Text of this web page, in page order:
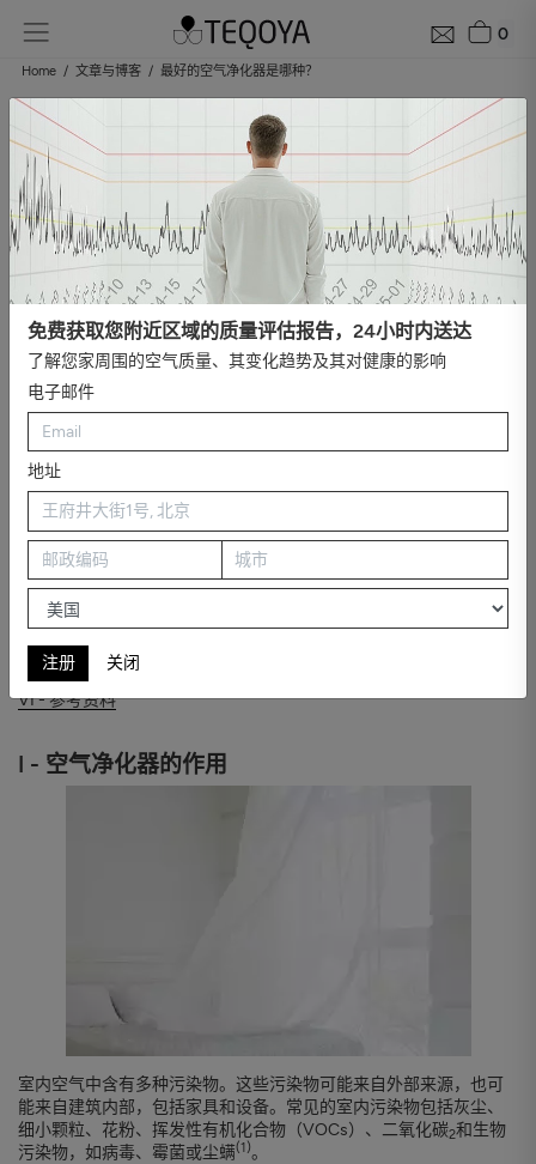
0
Home 文章与博客 最好的空气净化器是哪种？
选择空气净化器：综合指南
更新于 2023年10月6号
室内空气质量，通常在主要关注能源效率的建筑法规中被忽视，近
年来已成为居民关注的重点问题。新冠疫情显著加速了这一关注的
转变。我们每天大约吸入12,000升空气，主要是在封闭空间中，这
一事实凸显了空气质量的重要性。
我们每天吸入大约12,000升空
因此，空气净化器的需求激增，导致市场上涌现出各种产品。这些
产品采用不同的技术，都承诺一个核心好处：
间、商店和候车区等不同环境中提供清洁健康的空气
但是，如何做出明智的选择呢？市场上不同的空气净化器有什么优
缺点？它们对于所有环境和污染物都有效吗？在确定您的具体需求
时，应该考虑哪些因素？
在本指南中，我们旨在帮助您解答这些问题，提供可用技术的全面
概述、它们的优势以及它们的理想应用。
I - 空气净化器的作用
II - 不同的空气净化器技术
III - TEQOYA空气净化器技术
IV - 对比总结表
V - 其他选择标准
VI - 参考资料
I - 空气净化器的作用
室内空气中含有多种污染物。这些污染物可能来自外部来源，也可
能来自建筑内部，包括家具和设备。常见的室内污染物包括灰尘、
细小颗粒、花粉、挥发性有机化合物（VOCs）、二氧化碳2和生物
污染物，如病毒、霉菌或尘螨(1)。
免费获取您附近区域的质量评估报告，24小时内送达
了解您家周围的空气质量、其变化趋势及其对健康的影响
电子邮件
地址
注册 关闭